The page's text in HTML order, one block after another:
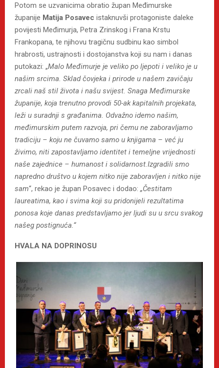
Potom se uzvanicima obratio župan Međimurske
županije Matija Posavec istaknuvši protagoniste daleke
povijesti Međimurja, Petra Zrinskog i Frana Krstu
Frankopana, te njihovu tragičnu sudbinu kao simbol
hrabrosti, ustrajnosti i dostojanstva koji su nam i danas
putokazi: „Malo Međimurje je veliko po ljepoti i veliko je u
našim srcima. Sklad čovjeka i prirode u našem zavičaju
zrcali naš stil života i našu svijest. Snaga Međimurske
županije, koja trenutno provodi 50-ak kapitalnih projekata,
leži u suradnji s građanima. Odvažno idemo našim,
međimurskim putem razvoja, pri čemu ne zaboravljamo
tradiciju – koju ne čuvamo samo u knjigama – već ju
živimo, niti zapostavljamo identitet i temeljne vrijednosti
naše zajednice – humanost i solidarnost.Izgradili smo
napredno društvo u kojem nitko nije zaboravljen i nitko nije
sam“, rekao je župan Posavec i dodao: „Čestitam
laureatima, kao i svima koji su pridonijeli rezultatima
ponosa koje danas predstavljamo jer ljudi su u srcu svakog
našeg postignuća.“
HVALA NA DOPRINOSU